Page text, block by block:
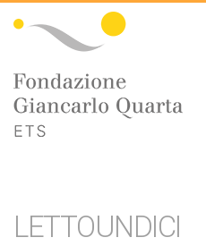
LETTOUNDICI